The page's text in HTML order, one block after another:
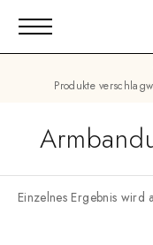
Produkte
Einzelnes Ergebnis wird